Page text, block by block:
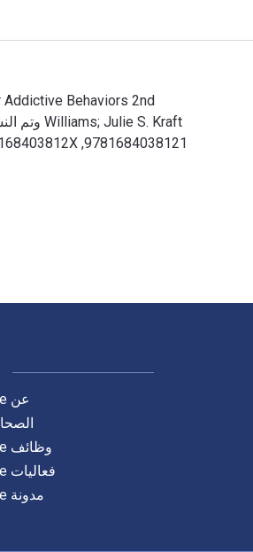
عن VitalSource
وظائف VitalSource
فعاليات VitalSource
مدونة VitalSource